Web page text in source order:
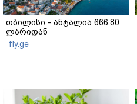
თბილისი - ანტალია 666.80
ლარიდან
fly.ge